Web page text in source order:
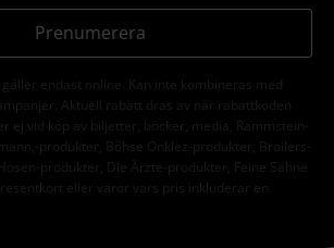
Prenumerera
endast online. Kan inte kombineras med
Aktuell rabatt dras av när rabattkoden
ej vid köp av biljetter, böcker, media, Rammstein-
produkter, Böhse Onklez-produkter, Broilers-
produkter, Die Ärzte-produkter, Feine Sahne
eller varor vars pris inkluderar en